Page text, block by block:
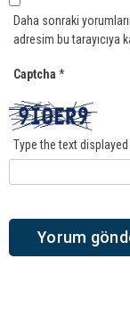
Daha sonraki
adresim bu tarayıcıya
Captcha *
Type the text